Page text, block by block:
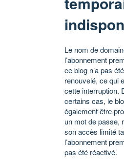
Le nom de
l’abonnement
ce blog n’a pas été
renouvelé, ce qui
cette interruption.
certains cas, le
également être
un mot de passe,
son accès limité
l’abonnement
pas été réactivé.